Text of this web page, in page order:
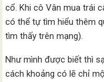
cổ. Khi cô Vân mua trái
có thể tự tìm hiểu thêm
tìm thấy trên mạng).
Như mình được biết thì
cách khoảng có lẽ chỉ